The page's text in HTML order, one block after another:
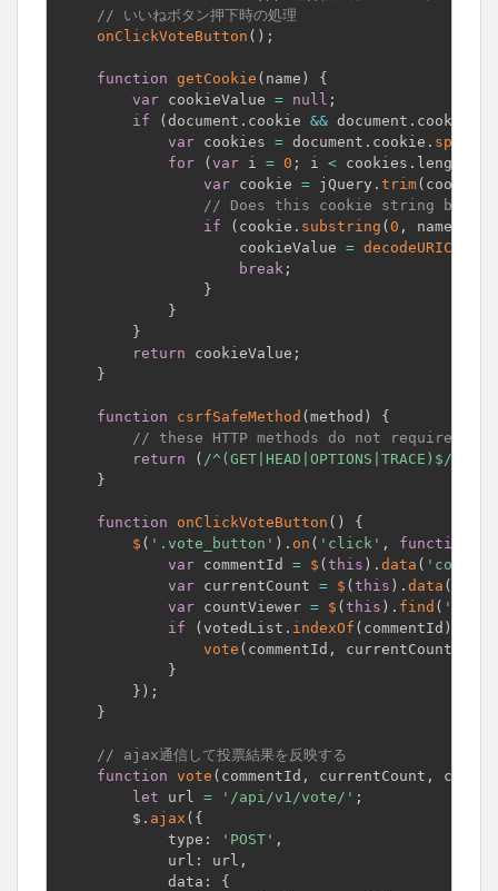
// いいねボタン押下時の処理
onClickVoteButton ( ) ;
function getCookie ( name )
{
var cookieValue = null ;
if
( document . cookie && document . cookie
var cookies = document . cookie . split
for
( var i = 0 ; i < cookies . length
var cookie = jQuery . trim( cookies
// Does this cookie string begin
if
( cookie . substring ( 0 , name
                    cookieValue
=
break ;
}
}
}
return cookieValue ;
}
function csrfSafeMethod ( method )
{
// these HTTP methods do not require
return
( /^(GET|HEAD|OPTIONS|TRACE)$/
}
function onClickVoteButton ( )
{
$ ( '.vote_button' ) . on ( 'click' , function
var commentId = $ ( this ) . data (
var currentCount = $ ( this ) . data (
var countViewer = $ ( this ) . find (
if
( votedList . indexOf ( commentId )
vote ( commentId , currentCount
}
} ) ;
}
// ajax通信して投票結果を反映する
function vote ( commentId , currentCount ,
let url = '/api/v1/vote/' ;
        $
. ajax ( {
            type
: 'POST' ,
            url
: url ,
            data
:
{